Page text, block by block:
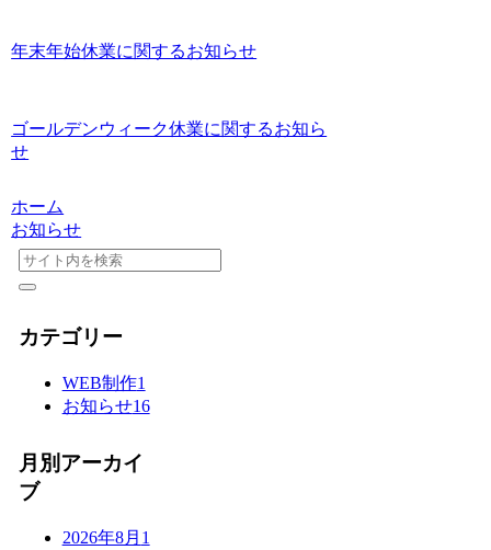
年末年始休業に関するお知らせ
ゴールデンウィーク休業に関するお知ら
せ
ホーム
お知らせ
カテゴリー
WEB制作1
お知らせ16
月別アーカイ
ブ
2026年8月 1